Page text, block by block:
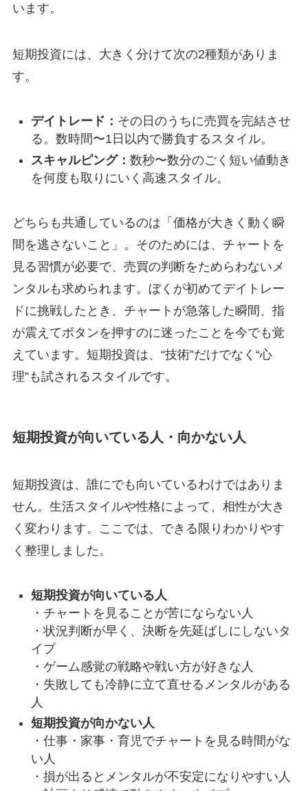
います。
短期投資には、大きく分けて次の2種類がありま
す。
デイトレード： その日のうちに売買を完結させ
る。数時間〜1日以内で勝負するスタイル。
スキャルピング： 数秒〜数分のごく短い値動き
を何度も取りにいく高速スタイル。
どちらも共通しているのは「価格が大きく動く瞬
間を逃さないこと」。そのためには、チャートを
見る習慣が必要で、売買の判断をためらわないメ
ンタルも求められます。ぼくが初めてデイトレー
ドに挑戦したとき、チャートが急落した瞬間、指
が震えてボタンを押すのに迷ったことを今でも覚
えています。短期投資は、“技術”だけでなく“心
理”も試されるスタイルです。
短期投資が向いている人・向かない人
短期投資は、誰にでも向いているわけではありま
せん。生活スタイルや性格によって、相性が大き
く変わります。ここでは、できる限りわかりやす
く整理しました。
短期投資が向いている人
・チャートを見ることが苦にならない人
・状況判断が早く、決断を先延ばしにしないタ
イプ
・ゲーム感覚の戦略や戦い方が好きな人
・失敗しても冷静に立て直せるメンタルがある
人
短期投資が向かない人
・仕事・家事・育児でチャートを見る時間がな
い人
・損が出るとメンタルが不安定になりやすい人